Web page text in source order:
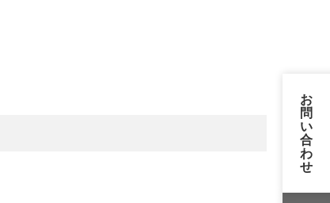
お
問
い
合
わ
せ